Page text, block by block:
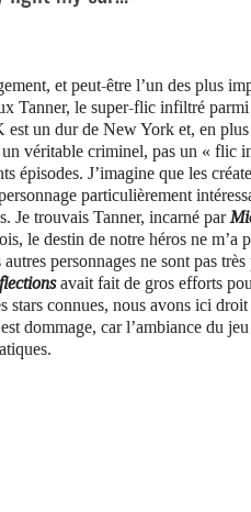
et peut-être l’un des plus
Tanner, le super-flic infiltré
un dur de New York et, en
un véritable criminel, pas un « flic
épisodes. J’imagine que les
particulièrement
Je trouvais Tanner, incarné par
le destin de notre héros ne m’a
personnages ne sont pas
avait fait de gros efforts
stars connues, nous avons ici
dommage, car l’ambiance du